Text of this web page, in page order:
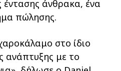
έντασης άνθρακα, ένα
πώλησης.
στο ίδιο
ανάπτυξης με το